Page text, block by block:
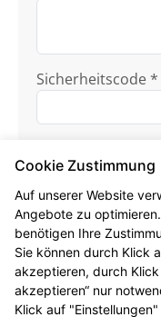
Sicherheitscode *
Ich habe die
Kenntnis
Formular jetzt
Cookie Zustimmung
Auf unserer Website
Angebote zu
benötigen Ihre
Sie können durch Klick
akzeptieren, durch
akzeptieren“ nur
Klick auf